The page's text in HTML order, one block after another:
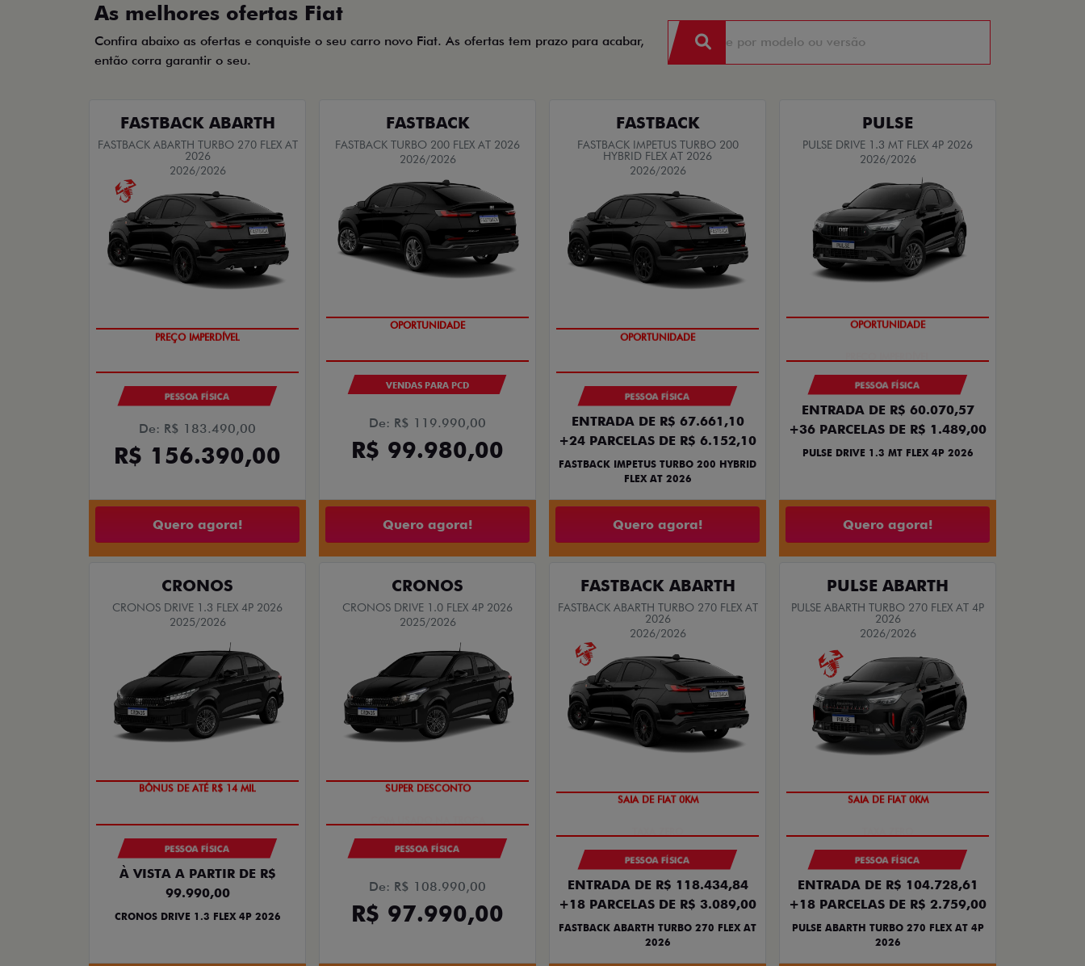
As melhores ofertas Fiat
Confira abaixo as ofertas e conquiste o seu carro novo Fiat. As ofertas tem prazo para acabar,
então corra garantir o seu.
FASTBACK ABARTH
FASTBACK ABARTH TURBO 270 FLEX AT
2026
2026/2026
PREÇO IMPERDÍVEL
PESSOA FÍSICA
De: R$ 183.490,00
R$ 156.390,00
Quero agora!
FASTBACK
FASTBACK TURBO 200 FLEX AT 2026
2026/2026
OPORTUNIDADE
VENDAS PARA PCD
De: R$ 119.990,00
R$ 99.980,00
Quero agora!
FASTBACK
FASTBACK IMPETUS TURBO 200
HYBRID FLEX AT 2026
2026/2026
OPORTUNIDADE
PESSOA FÍSICA
ENTRADA DE R$ 67.661,10
+24 PARCELAS DE R$ 6.152,10
FASTBACK IMPETUS TURBO 200 HYBRID
FLEX AT 2026
Quero agora!
PULSE
PULSE DRIVE 1.3 MT FLEX 4P 2026
2026/2026
OPORTUNIDADE
PESSOA FÍSICA
ENTRADA DE R$ 60.070,57
+36 PARCELAS DE R$ 1.489,00
PULSE DRIVE 1.3 MT FLEX 4P 2026
Quero agora!
CRONOS
CRONOS DRIVE 1.3 FLEX 4P 2026
2025/2026
BÔNUS DE ATÉ R$ 14 MIL
PESSOA FÍSICA
À VISTA A PARTIR DE R$
99.990,00
CRONOS DRIVE 1.3 FLEX 4P 2026
CRONOS
CRONOS DRIVE 1.0 FLEX 4P 2026
2025/2026
SUPER DESCONTO
PESSOA FÍSICA
De: R$ 108.990,00
R$ 97.990,00
FASTBACK ABARTH
FASTBACK ABARTH TURBO 270 FLEX AT
2026
2026/2026
SAIA DE FIAT 0KM
PESSOA FÍSICA
ENTRADA DE R$ 118.434,84
+18 PARCELAS DE R$ 3.089,00
FASTBACK ABARTH TURBO 270 FLEX AT
2026
PULSE ABARTH
PULSE ABARTH TURBO 270 FLEX AT 4P
2026
2026/2026
SAIA DE FIAT 0KM
PESSOA FÍSICA
ENTRADA DE R$ 104.728,61
+18 PARCELAS DE R$ 2.759,00
PULSE ABARTH TURBO 270 FLEX AT 4P
2026